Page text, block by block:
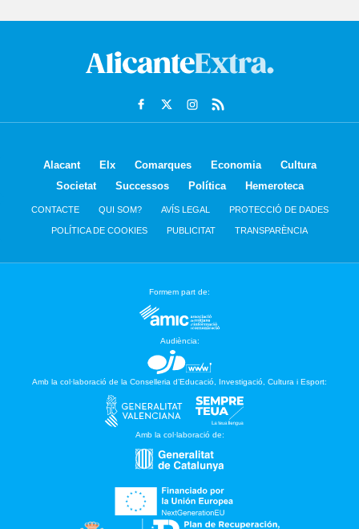
Alacant Elx Comarques Economia
Cultura
Societat
Successos Política Hemeroteca
CONTACTE QUI SOM? AVÍS LEGAL PROTECCIÓ DE DADES
POLÍTICA DE COOKIES PUBLICITAT TRANSPARÈNCIA
Formem part de:
Audiència:
Amb la col·laboració de la Conselleria d’Educació, Investigació, Cultura i Esport:
Amb la col·laboració de: